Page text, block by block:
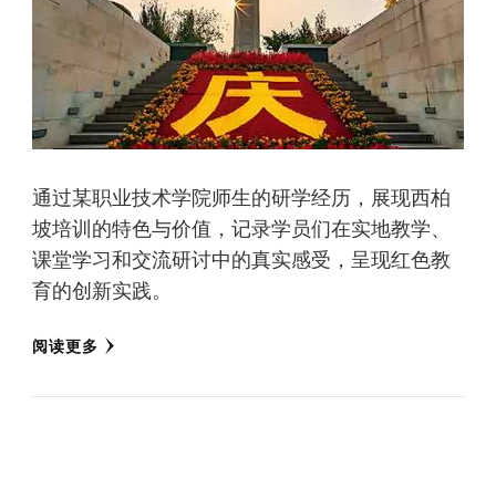
通过某职业技术学院师生的研学经历，展现西柏
坡培训的特色与价值，记录学员们在实地教学、
课堂学习和交流研讨中的真实感受，呈现红色教
育的创新实践。
阅读更多